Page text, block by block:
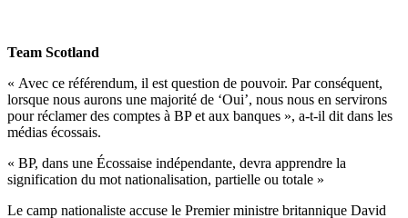
Team Scotland
« Avec ce référendum, il est question de pouvoir. Par conséquent,
lorsque nous aurons une majorité de ‘Oui’, nous nous en servirons
pour réclamer des comptes à BP et aux banques », a-t-il dit dans les
médias écossais.
« BP, dans une Écossaise indépendante, devra apprendre la
signification du mot nationalisation, partielle ou totale »
Le camp nationaliste accuse le Premier ministre britannique David